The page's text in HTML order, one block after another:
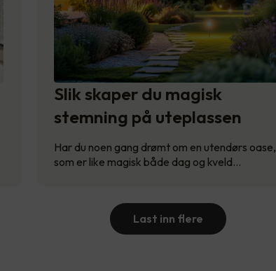
Slik skaper du magisk
stemning på uteplassen
Har du noen gang drømt om en utendørs oase,
som er like magisk både dag og kveld…
Last inn flere